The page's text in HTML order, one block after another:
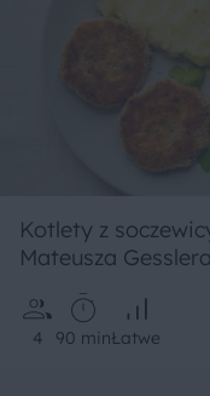
Kotlety z
Mateusza Gesslera
4 90 minŁatwe